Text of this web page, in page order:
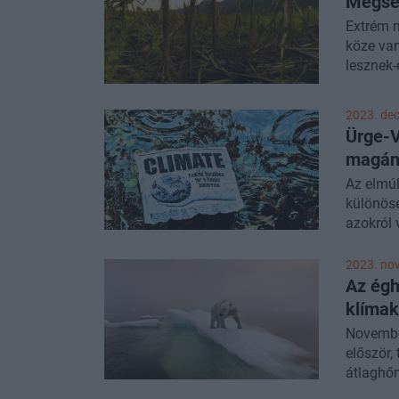
CEU
Extrém
köze
átállás
A
2023.
Ürge-
Az
azokról
annyi
és két
magam
2023.
Az